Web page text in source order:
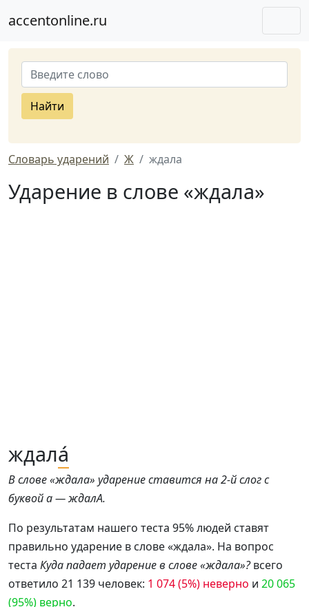
accentonline.ru
Найти
Словарь ударений Ж ждала
Ударение в слове «ждала»
ждала́
В слове «ждала» ударение ставится на 2-й слог с
буквой а — ждалА.
По результатам нашего теста 95% людей ставят
правильно ударение в слове «ждала». На вопрос
теста Куда падает ударение в слове «ждала»?всего
ответило 21 139 человек: 1 074 (5%) неверно и 20 065
(95%) верно.